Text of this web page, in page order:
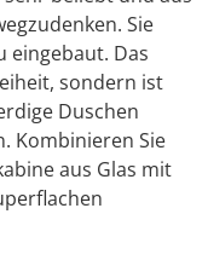
Sie
eingebaut. Das
sondern ist
Duschen
Kombinieren Sie
aus Glas mit